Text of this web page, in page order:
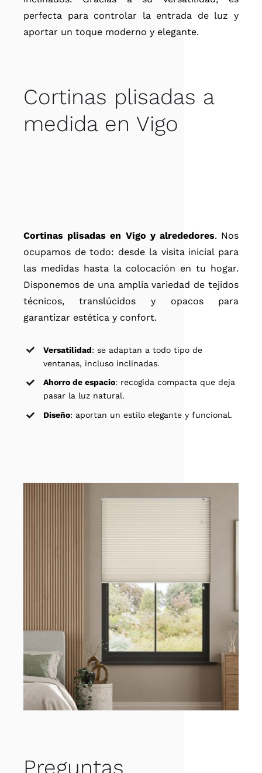
perfecta para controlar la entrada de luz y
aportar un toque moderno y elegante.
Cortinas plisadas a
medida en Vigo
Cortinas plisadas en Vigo y alrededores. Nos
ocupamos de todo: desde la visita inicial para
las medidas hasta la colocación en tu hogar.
Disponemos de una amplia variedad de tejidos
técnicos, translúcidos y opacos para
garantizar estética y confort.
Versatilidad: se adaptan a todo tipo de
ventanas, incluso inclinadas.
Ahorro de espacio: recogida compacta que deja
pasar la luz natural.
Diseño: aportan un estilo elegante y funcional.
Preguntas